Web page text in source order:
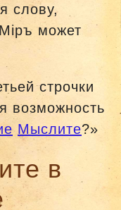
слову,
может
строчки
возможность
Мыслите?»
в